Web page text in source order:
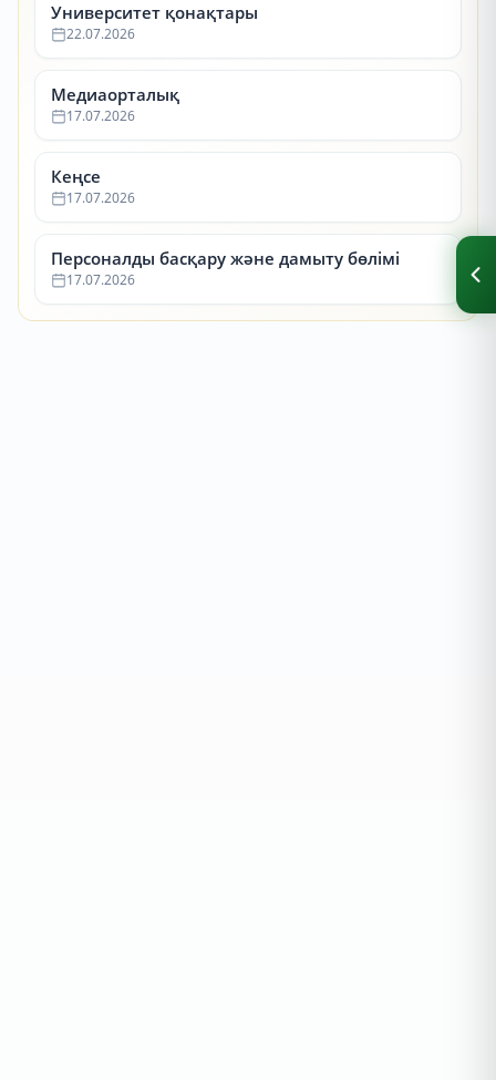
Университет қонақтары
22.07.2026
Медиаорталық
17.07.2026
Кеңсе
17.07.2026
Персоналды басқару және дамыту бөлімі
17.07.2026